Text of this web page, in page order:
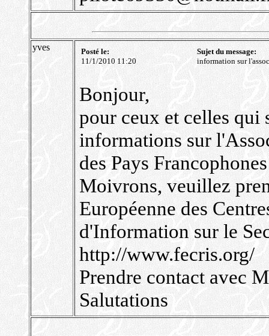
yves
Posté le:
11/1/2010 11:20
Sujet du message:
information sur
Bonjour,
pour ceux et celles qui
informations sur
des Pays
Moivrons, veuillez
Européenne des
d'Information sur le
http://www.fecris.org/
Prendre contact avec
Salutations